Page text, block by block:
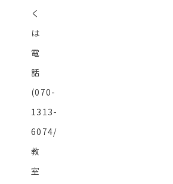
く
は
電
話
(070-
1313-
6074/
教
室